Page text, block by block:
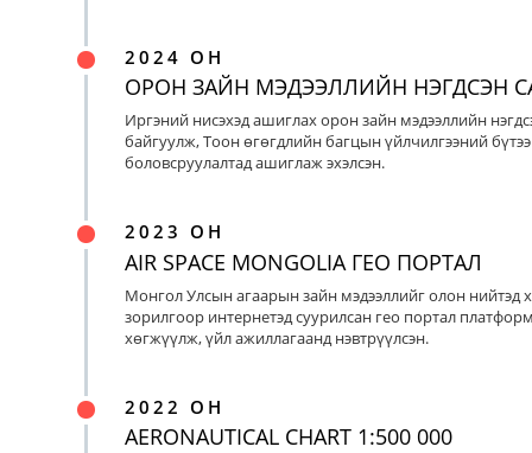
2024 ОН
ОРОН ЗАЙН МЭДЭЭЛЛИЙН НЭГДСЭН
Иргэний нисэхэд ашиглах орон зайн мэдээллийн
байгуулж, Тоон өгөгдлийн багцын үйлчилгээний
боловсруулалтад ашиглаж эхэлсэн.
2023 ОН
AIR SPACE MONGOLIA ГЕО ПОРТАЛ
Монгол Улсын агаарын зайн мэдээллийг олон нийтэд
зорилгоор интернетэд суурилсан гео портал
хөгжүүлж, үйл ажиллагаанд нэвтрүүлсэн.
2022 ОН
AERONAUTICAL CHART 1:500 000